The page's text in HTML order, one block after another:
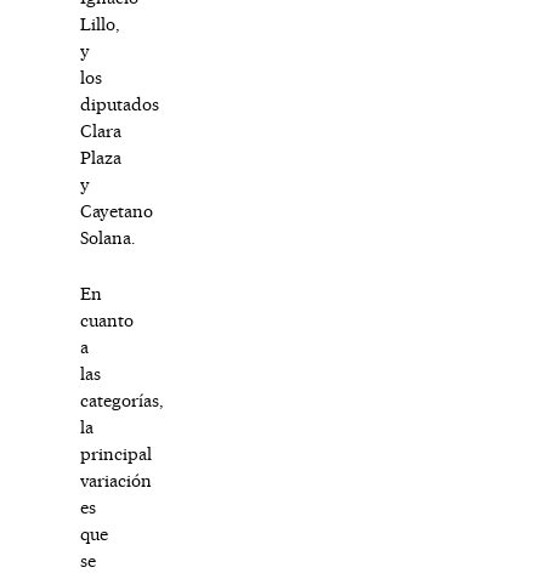
Lillo,
y
los
diputados
Clara
Plaza
y
Cayetano
Solana.
En
cuanto
a
las
categorías,
la
principal
variación
es
que
se